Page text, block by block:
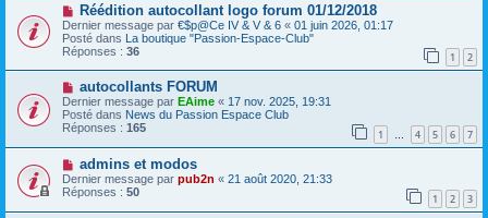
Réédition autocollant logo forum 01/12/2018
Dernier message par €$p@Ce IV & V & 6 « 01 juin 2026, 01:17
Posté dans La boutique "Passion-Espace-Club"
Réponses : 36 1 2
autocollants FORUM
Dernier message par EAime « 17 nov. 2025, 19:31
Posté dans News du Passion Espace Club
Réponses : 165 1 … 4 5 6 7
admins et modos
Dernier message par pub2n « 21 août 2020, 21:33
Réponses : 50 1 2 3